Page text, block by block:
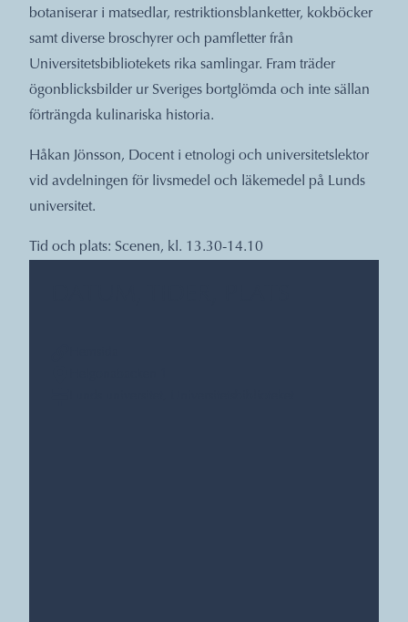
botaniserar i matsedlar, restriktionsblanketter, kokböcker
samt diverse broschyrer och pamfletter från
Universitetsbibliotekets rika samlingar. Fram träder
ögonblicksbilder ur Sveriges bortglömda och inte sällan
förträngda kulinariska historia.
Håkan Jönsson, Docent i etnologi och universitetslektor
vid avdelningen för livsmedel och läkemedel på Lunds
universitet.
Tid och plats: Scenen, kl. 13.30-14.10